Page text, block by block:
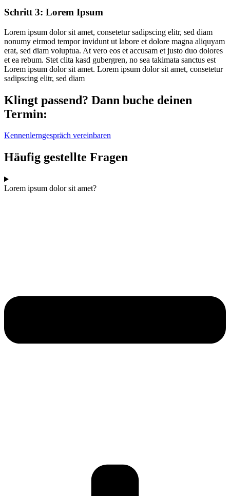
Schritt 3: Lorem Ipsum
Lorem ipsum dolor sit amet, consetetur sadipscing elitr, sed diam
nonumy eirmod tempor invidunt ut labore et dolore magna aliquyam
erat, sed diam voluptua. At vero eos et accusam et justo duo dolores
et ea rebum. Stet clita kasd gubergren, no sea takimata sanctus est
Lorem ipsum dolor sit amet. Lorem ipsum dolor sit amet, consetetur
sadipscing elitr, sed diam
Klingt passend? Dann buche deinen
Termin:
Kennenlerngespräch vereinbaren
Häufig gestellte Fragen
Lorem ipsum dolor sit amet?